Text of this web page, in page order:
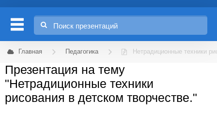
Главная Педагогика Нетрадиционные техники
Презентация на тему
"Нетрадиционные техники
рисования в детском творчестве."